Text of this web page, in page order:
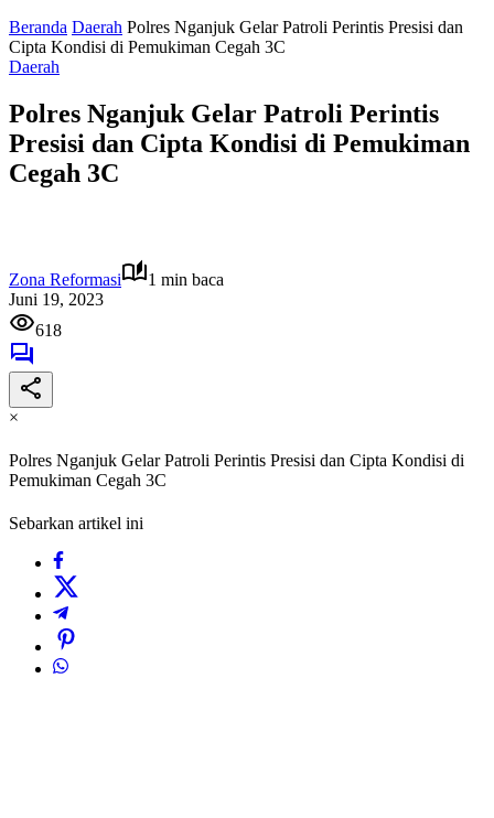
Beranda Daerah Polres Nganjuk Gelar Patroli Perintis Presisi dan
Cipta Kondisi di Pemukiman Cegah 3C
Daerah
Polres Nganjuk Gelar Patroli Perintis
Presisi dan Cipta Kondisi di Pemukiman
Cegah 3C
Zona Reformasi
1 min baca
Juni 19, 2023
618
×
Polres Nganjuk Gelar Patroli Perintis Presisi dan Cipta Kondisi di
Pemukiman Cegah 3C
Sebarkan artikel ini